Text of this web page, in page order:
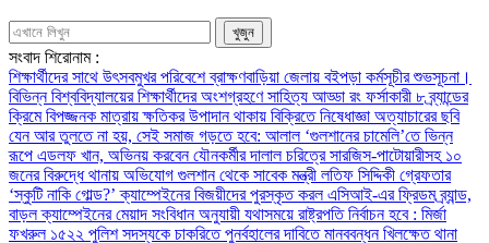
সংবাদ শিরোনাম :
শিক্ষার্থীদের সাথে উৎসবমুখর পরিবেশে ব্রাক্ষণবাড়িয়া জেলায় বইপড়া কর্মসূচীর শুভসূচনা।
বিভিন্ন বিশ্ববিদ্যালয়ের শিক্ষার্থীদের অংশগ্রহণে সাহিত্য আড্ডা রং ফর্সাকারী ৮ ব্র্যান্ডের
ক্রিমে বিপজ্জনক মাত্রায় ক্ষতিকর উপাদান থাকায় বিক্রিতে নিষেধাজ্ঞা অত্যাচারের ছবি
যেন আর তুলতে না হয়, সেই সমাজ গড়তে হবে: আলাল ‘গুলশানের চামেলি’তে ভিন্ন
রূপে এডলফ খান, অভিনয় করবেন যৌনকর্মীর দালাল চরিত্রেসারজিস-পাটোয়ারীসহ ১০
জনের বিরুদ্ধে থানায় অভিযোগ গুলশান থেকে সাবেক মন্ত্রী লতিফ সিদ্দিকী গ্রেফতার
‘স্কুটি নাকি গোল্ড?’ ক্যাম্পেইনের বিজয়ীদের পুরস্কৃত করল এসিআই-এর ফ্রিডম ব্র্যান্ড,
বাড়ল ক্যাম্পেইনের মেয়াদ সংবিধান অনুযায়ী যথাসময়ে রাষ্ট্রপতি নির্বাচন হবে : মির্জা
ফখরুল ১৫২২ পুলিশ সদস্যকে চাকরিতে পুনর্বহালের দাবিতে মানববন্ধনখিলক্ষেত থানা